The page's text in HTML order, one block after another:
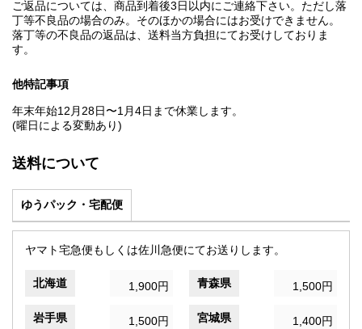
ご返品については、商品到着後3日以内にご連絡下さい。ただし落
丁等不良品の場合のみ。そのほかの場合にはお受けできません。
落丁等の不良品の返品は、送料当方負担にてお受けしておりま
す。
他特記事項
年末年始12月28日〜1月4日まで休業します。
(曜日による変動あり)
送料について
ゆうパック・宅配便
ヤマト宅急便もしくは佐川急便にてお送りします。
北海道 1,900円 青森県 1,500円
岩手県 1,500円 宮城県 1,400円